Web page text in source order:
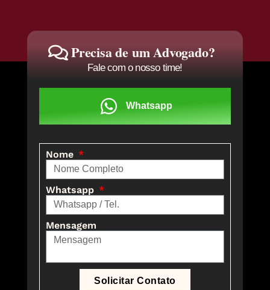
Precisa de um Advogado?
Fale com o nosso time!
Whatsapp
Nome
Whatsapp
Mensagem
Solicitar Contato